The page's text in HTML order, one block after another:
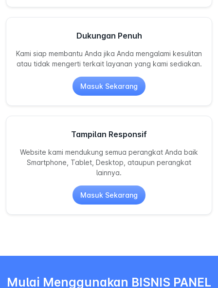
Dukungan Penuh
Kami siap membantu Anda jika Anda mengalami kesulitan
atau tidak mengerti terkait layanan yang kami sediakan.
Masuk Sekarang
Tampilan Responsif
Website kami mendukung semua perangkat Anda baik
Smartphone, Tablet, Desktop, ataupun perangkat
lainnya.
Masuk Sekarang
Mulai Menggunakan BISNIS PANEL